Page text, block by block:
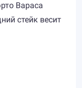
Вараса
стейк весит